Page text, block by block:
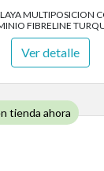
MULTIPOSICION
FIBRELINE
Ver detalle
tienda ahora